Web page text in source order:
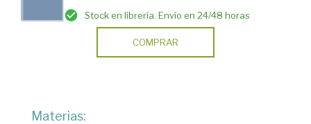
Stock en librería. Envío en 24/48 horas
COMPRAR
Materias: